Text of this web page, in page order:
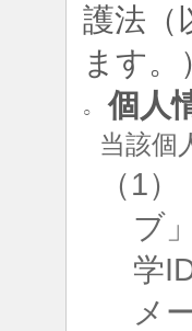
護法（
ます
○ 個人
当該個
（1
ブ
学
メ